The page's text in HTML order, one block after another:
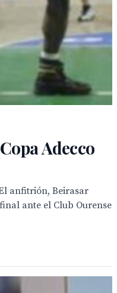
Adecco
anfitrión, Beirasar
ante el Club Ourense